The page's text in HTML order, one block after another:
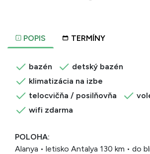
POPIS TERMÍNY
bazén
detský bazén
klimatizácia na izbe
telocvičňa / posilňovňa
wifi zdarma
POLOHA:
Alanya • letisko Antalya 130 km • do